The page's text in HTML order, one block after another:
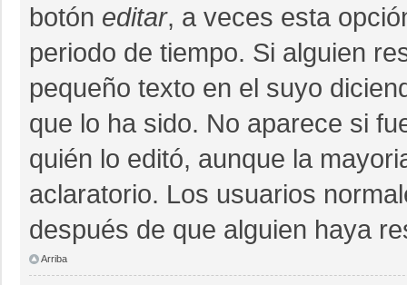
botón editar, a veces esta
periodo de tiempo. Si alguien
pequeño texto en el suyo
que lo ha sido. No aparece si
quién lo editó, aunque la
aclaratorio. Los usuarios
después de que alguien haya
Arriba